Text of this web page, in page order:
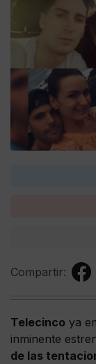
Compartir:
Telecinco ya
inminente
de las